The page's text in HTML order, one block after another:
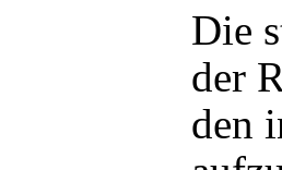
Die
der
den